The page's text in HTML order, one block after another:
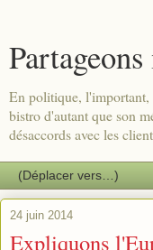
En politique, l'important,
bistro d'autant que son
désaccords avec les
24 juin 2014
Expliquons